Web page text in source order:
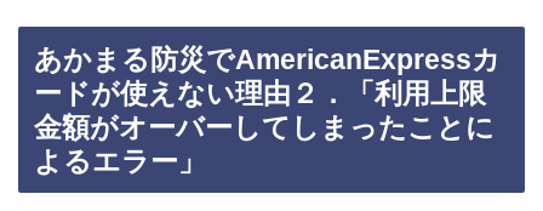
あかまる防災でAmericanExpressカ
ードが使えない理由２．「利用上限
金額がオーバーしてしまったことに
よるエラー」